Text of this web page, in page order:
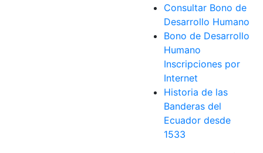
Consultar Bono de
Desarrollo Humano
Bono de Desarrollo
Humano
Inscripciones por
Internet
Historia de las
Banderas del
Ecuador desde
1533